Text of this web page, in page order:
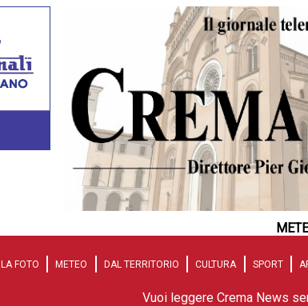
LA FOTO METEO DAL TERRITORIO CULTURA SPORT
Vuoi leggere Crema News